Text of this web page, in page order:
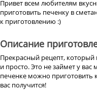
Привет всем любителям
приготовить печенку в
к приготовлению :)
Описание
Прекрасный рецепт, который
и просто. Это не займет у
печенке можно приготовить
вас получится!